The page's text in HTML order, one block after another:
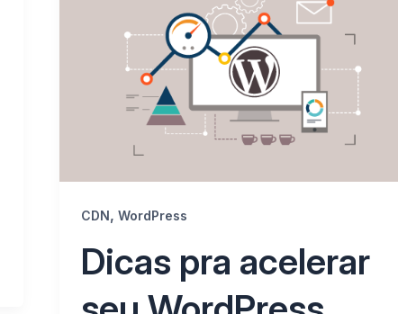
CDN, WordPress
Dicas pra acelerar